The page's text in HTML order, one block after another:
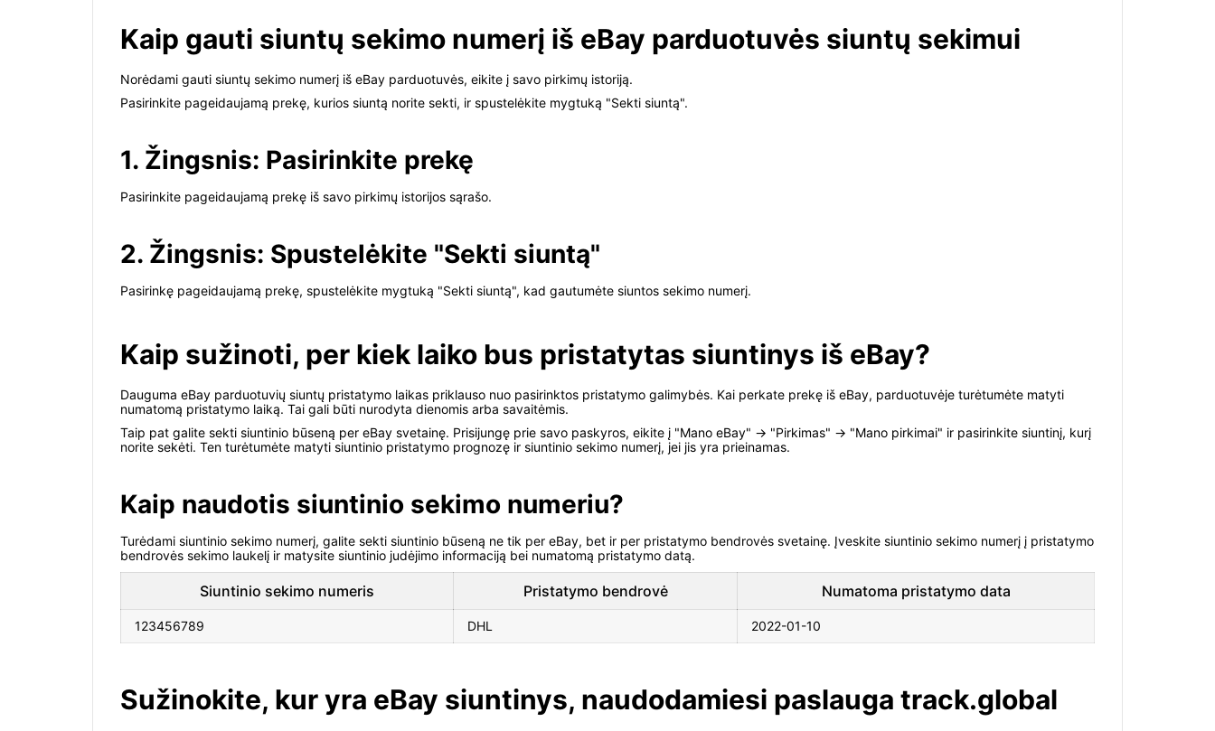
Kaip gauti siuntų sekimo numerį iš eBay parduotuvės siuntų sekimui
Norėdami gauti siuntų sekimo numerį iš eBay parduotuvės, eikite į savo pirkimų istoriją.
Pasirinkite pageidaujamą prekę, kurios siuntą norite sekti, ir spustelėkite mygtuką "Sekti siuntą".
1. Žingsnis: Pasirinkite prekę
Pasirinkite pageidaujamą prekę iš savo pirkimų istorijos sąrašo.
2. Žingsnis: Spustelėkite "Sekti siuntą"
Pasirinkę pageidaujamą prekę, spustelėkite mygtuką "Sekti siuntą", kad gautumėte siuntos sekimo numerį.
Kaip sužinoti, per kiek laiko bus pristatytas siuntinys iš eBay?
Dauguma eBay parduotuvių siuntų pristatymo laikas priklauso nuo pasirinktos pristatymo galimybės. Kai perkate prekę iš eBay, parduotuvėje turėtumėte matyti
numatomą pristatymo laiką. Tai gali būti nurodyta dienomis arba savaitėmis.
Taip pat galite sekti siuntinio būseną per eBay svetainę. Prisijungę prie savo paskyros, eikite į "Mano eBay" -> "Pirkimas" -> "Mano pirkimai" ir pasirinkite siuntinį, kurį
norite sekėti. Ten turėtumėte matyti siuntinio pristatymo prognozę ir siuntinio sekimo numerį, jei jis yra prieinamas.
Kaip naudotis siuntinio sekimo numeriu?
Turėdami siuntinio sekimo numerį, galite sekti siuntinio būseną ne tik per eBay, bet ir per pristatymo bendrovės svetainę. Įveskite siuntinio sekimo numerį į pristatymo
bendrovės sekimo laukelį ir matysite siuntinio judėjimo informaciją bei numatomą pristatymo datą.
Siuntinio sekimo numeris Pristatymo bendrovė Numatoma pristatymo data
123456789 DHL 2022-01-10
Sužinokite, kur yra eBay siuntinys, naudodamiesi paslauga track.global